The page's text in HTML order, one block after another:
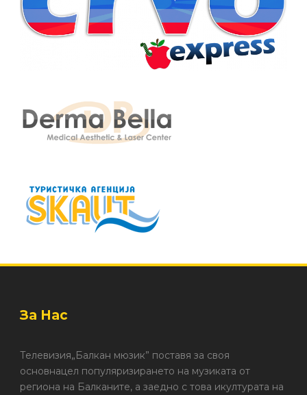
За Нас
Телевизия„Балкан мюзик” поставя за своя
основнацел популяризирането на музиката от
региона на Балканите, а заедно с това икултурата на